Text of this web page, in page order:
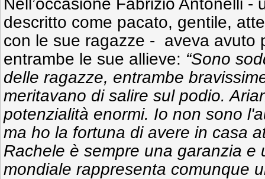
Nell’occasione Fabrizio Antonelli -
descritto come pacato, gentile,
con le sue ragazze - aveva avuto
entrambe le sue allieve: “Sono
delle ragazze, entrambe
meritavano di salire sul podio.
potenzialità enormi. Io non sono
ma ho la fortuna di avere in casa
Rachele è sempre una garanzia e
mondiale rappresenta comunque